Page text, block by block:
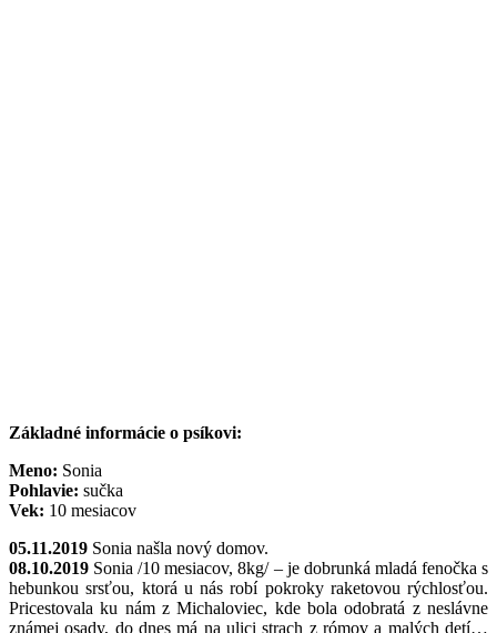
Základné informácie o psíkovi:
Meno: Sonia
Pohlavie: sučka
Vek: 10 mesiacov
05.11.2019 Sonia našla nový domov.
08.10.2019 Sonia /10 mesiacov, 8kg/ – je dobrunká mladá fenočka s
hebunkou srsťou, ktorá u nás robí pokroky raketovou rýchlosťou.
Pricestovala ku nám z Michaloviec, kde bola odobratá z neslávne
známej osady, do dnes má na ulici strach z rómov a malých detí…